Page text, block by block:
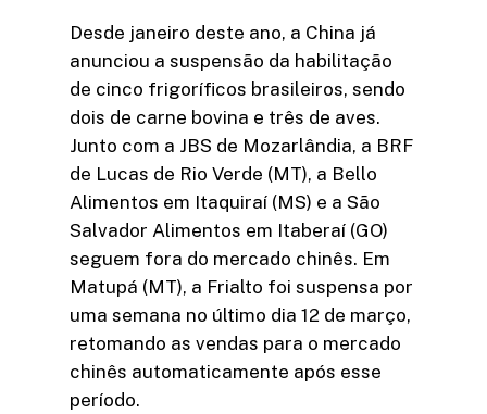
Desde janeiro deste ano, a China já
anunciou a suspensão da habilitação
de cinco frigoríficos brasileiros, sendo
dois de carne bovina e três de aves.
Junto com a JBS de Mozarlândia, a BRF
de Lucas de Rio Verde (MT), a Bello
Alimentos em Itaquiraí (MS) e a São
Salvador Alimentos em Itaberaí (GO)
seguem fora do mercado chinês. Em
Matupá (MT), a Frialto foi suspensa por
uma semana no último dia 12 de março,
retomando as vendas para o mercado
chinês automaticamente após esse
período.